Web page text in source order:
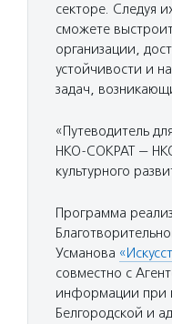
секторе. Следуя
сможете
организации,
устойчивости и
задач,
«Путеводитель
НКО-СОКРАТ —
культурного
Программа
Усманова
совместно с
информации при
Белгородской и